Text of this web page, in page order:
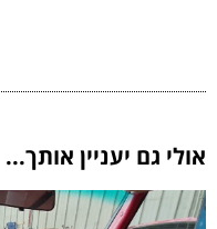
אולי גם יעניין אותך...